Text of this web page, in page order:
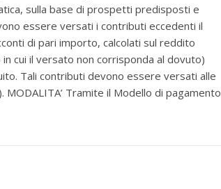
sulla base di prospetti predisposti e
essere versati i contributi eccedenti il
di pari importo, calcolati sul reddito
cui il versato non corrisponda al dovuto)
Tali contributi devono essere versati alle
Tramite il Modello di pagamento